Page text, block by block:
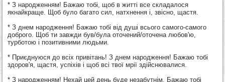
* З народженням! Бажаю тобі, щоб в житті все складалося
якнайкраще. Щоб було багато сил, натхнення і, звісно, щастя.
* З днем народження! Бажаю тобі від душі всього самого-самого
доброго. Щоб ти завжди був/була оточений/оточена любов'ю,
турботою і позитивними людьми.
* Приєднуюся до всіх привітань! З днем народження! Бажаю тобі
здоров'я, щастя, успіхів і щоб всі твої мрії здійснювалися.
* З народженням! Нехай цей день буде незабутнім. Бажаю тобі